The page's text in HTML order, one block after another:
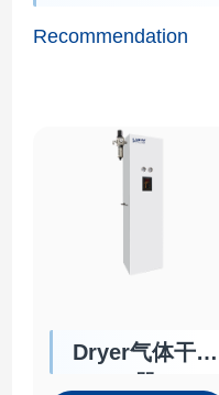
Recommendation
Dryer气体干燥